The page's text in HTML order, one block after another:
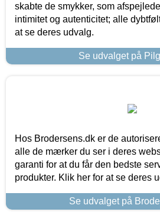
skabte de smykker, som
intimitet og autenticitet; alle
at se deres udvalg.
Se udvalget på
Hos Brodersens.dk er de
alle de mærker du ser i deres
garanti for at du får den bedste
produkter. Klik her for at se deres
Se udvalget på